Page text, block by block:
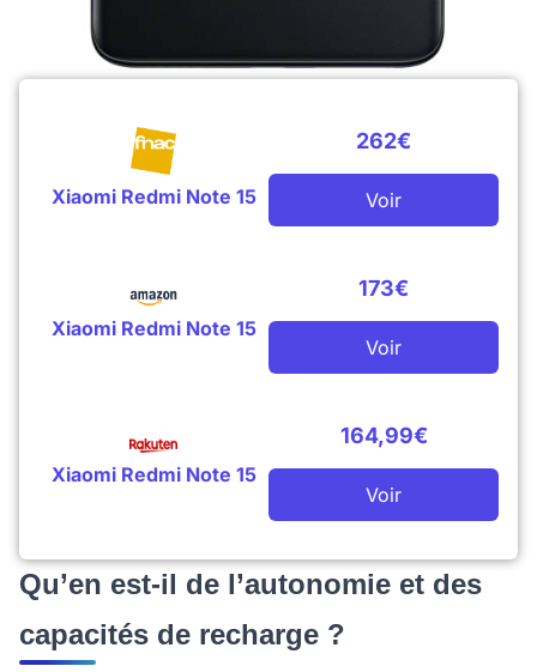
Xiaomi Redmi Note 15
262€
Voir
Xiaomi Redmi Note 15
173€
Voir
Xiaomi Redmi Note 15
164,99€
Voir
Qu’en est-il de l’autonomie et des
capacités de recharge ?